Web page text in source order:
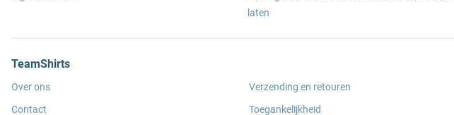
laten
TeamShirts
Over ons
Contact
Verzending en retouren
Toegankelijkheid